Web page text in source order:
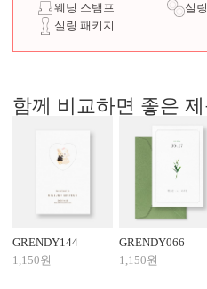
웨딩 스탬프
실
실링 패키지
함께 비교하면 좋은
GRENDY144
1,150원
GRENDY066
1,150원